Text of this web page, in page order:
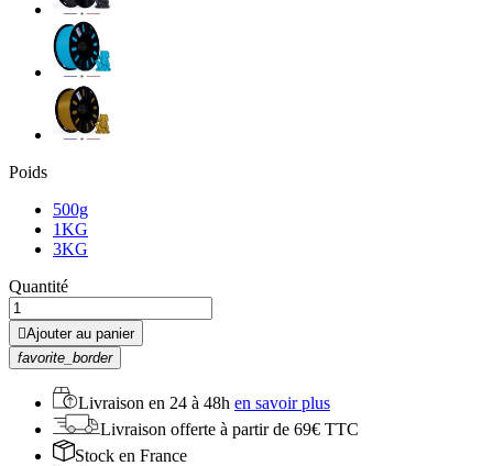
Poids
500g
1KG
3KG
Quantité
Ajouter au panier
favorite_border
Livraison en 24 à 48h en savoir plus
Livraison offerte à partir de 69€ TTC
Stock en France